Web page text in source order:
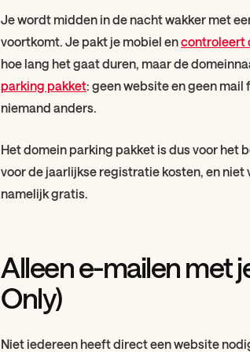
Je wordt midden in de nacht wakker met
voortkomt. Je pakt je mobiel encontroleert
hoe lang het gaat duren, maar de
parking pakket: geen website en geen
niemand anders.
Het domein parking pakket is dus voor het
voor de jaarlijkse registratie kosten, en
namelijk gratis.
Alleen e-mailen met
Only)
Niet iedereen heeft direct een website